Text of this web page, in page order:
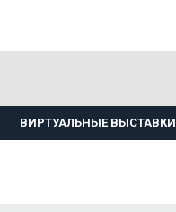
ВИРТУАЛЬНЫЕ ВЫСТАВКИ